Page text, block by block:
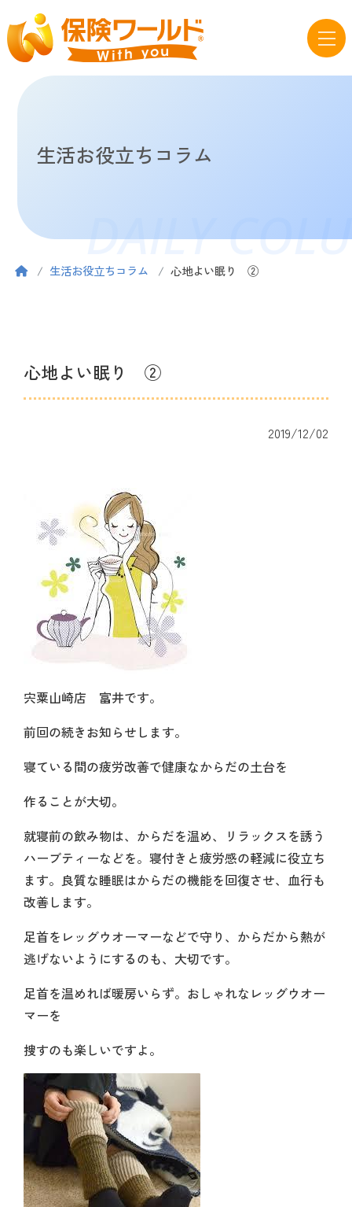
生活お役立ちコラム
DAILY
生活お役立ちコラム 心地よい眠り ②
心地よい眠り ②
2019/12/02
宍粟山崎店 富井です。
前回の続きお知らせします。
寝ている間の疲労改善で健康なからだの土台を
作ることが大切。
就寝前の飲み物は、からだを温め、リラックスを誘う
ハーブティーなどを。寝付きと疲労感の軽減に役立ち
ます。良質な睡眠はからだの機能を回復させ、血行も
改善します。
足首をレッグウオーマーなどで守り、からだから熱が
逃げないようにするのも、大切です。
足首を温めれば暖房いらず。おしゃれなレッグウオー
マーを
捜すのも楽しいですよ。